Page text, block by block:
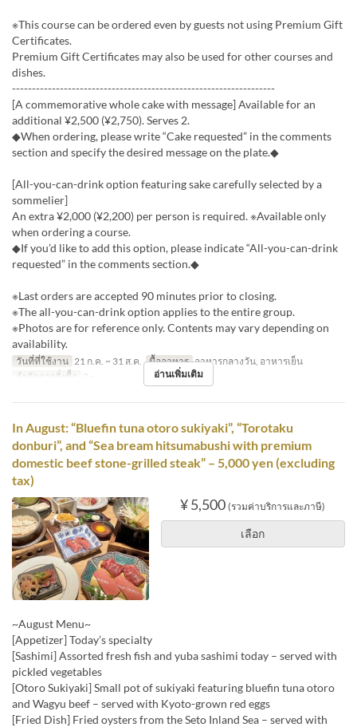
※This course can be ordered even by guests not using Premium Gift
Certificates.
Premium Gift Certificates may also be used for other courses and
dishes.
------------------------------------------------------------------
[A commemorative whole cake with message] Available for an
additional ¥2,500 (¥2,750). Serves 2.
◆When ordering, please write “Cake requested” in the comments
section and specify the desired message on the plate.◆
[All-you-can-drink option featuring sake carefully selected by a
sommelier]
An extra ¥2,000 (¥2,200) per person is required. ※Available only
when ordering a course.
◆If you’d like to add this option, please indicate “All-you-can-drink
requested” in the comments section.◆
※Last orders are accepted 90 minutes prior to closing.
※The all-you-can-drink option applies to the entire group.
※Photos are for reference only. Contents may vary depending on
availability.
วันที่ที่ใช้งาน 21 ก.ค. ~ 31 ส.ค. มื้ออาหาร อาหารกลางวัน, อาหารเย็น
จำกัดการสั่งซื้อ
2 ~ อ่านเพิ่มเติม
In August: “Bluefin tuna otoro sukiyaki”, “Torotaku
donburi”, and “Sea bream hitsumabushi with premium
domestic beef stone-grilled steak” – 5,000 yen (excluding
tax)
¥ 5,500 (รวมค่าบริการและภาษี)
เลือก
~August Menu~
[Appetizer] Today’s specialty
[Sashimi] Assorted fresh fish and yuba sashimi today – served with
pickled vegetables
[Otoro Sukiyaki] Small pot of sukiyaki featuring bluefin tuna otoro
and Wagyu beef – served with Kyoto-grown red eggs
[Fried Dish] Fried oysters from the Seto Inland Sea – served with